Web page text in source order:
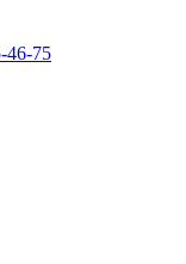
46-75